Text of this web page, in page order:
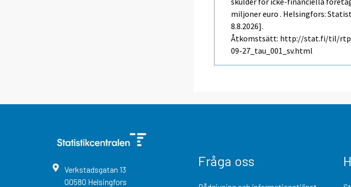
miljoner euro . Helsingfors:
8.8.2026].
Åtkomstsätt: http://stat.fi/til/rtp/
09-27_tau_001_sv.html
Verkstadsgatan 13
00580 Helsingfors
Fråga oss